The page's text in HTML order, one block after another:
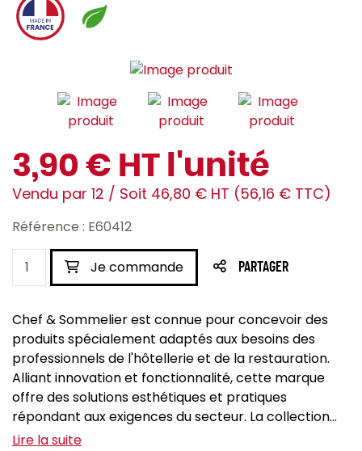
3,90 € HT l'unité
Vendu par 12 / Soit 46,80 € HT (56,16 € TTC)
Référence : E60412
Je commande PARTAGER
Chef & Sommelier est connue pour concevoir des
produits spécialement adaptés aux besoins des
professionnels de l'hôtellerie et de la restauration.
Alliant innovation et fonctionnalité, cette marque
offre des solutions esthétiques et pratiques
répondant aux exigences du secteur. La collection...
Lire la suite